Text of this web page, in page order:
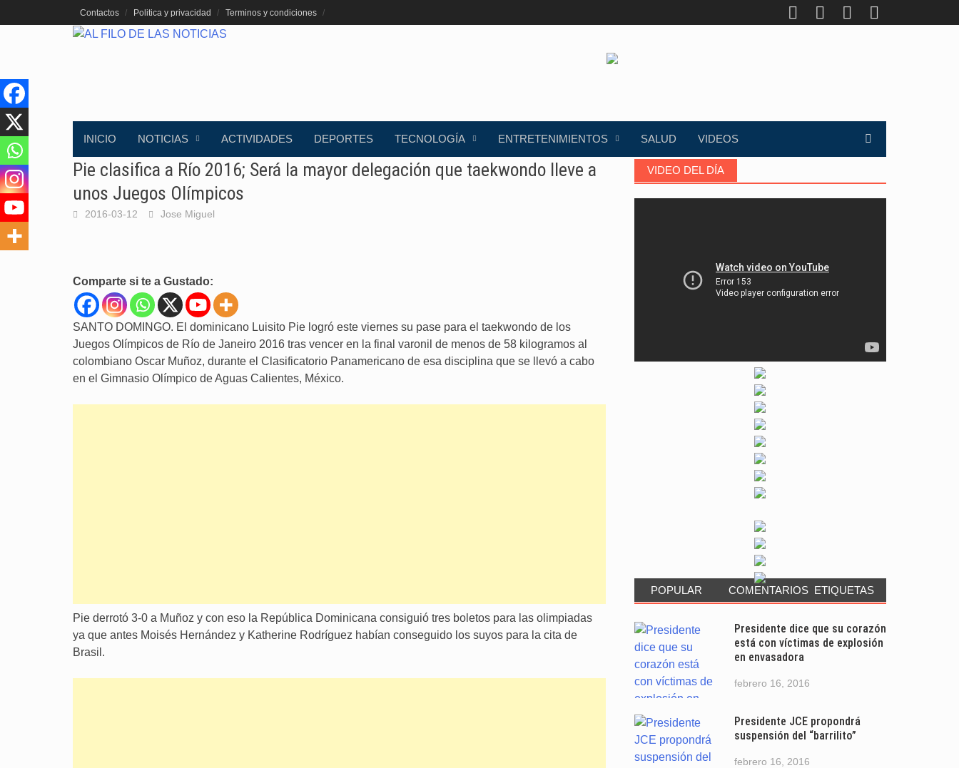
al
Contactos Politica y privacidad Terminos y condiciones
INICIO NOTICIAS ACTIVIDADES DEPORTES TECNOLOGÍA ENTRETENIMIENTOS SALUD VIDEOS
Pie clasifica a Río 2016; Será la mayor delegación que taekwondo lleve a
unos Juegos Olímpicos
2016-03-12 Jose Miguel
Comparte si te a Gustado:
SANTO DOMINGO. El dominicano Luisito Pie logró este viernes su pase para el taekwondo de los
Juegos Olímpicos de Río de Janeiro 2016 tras vencer en la final varonil de menos de 58 kilogramos al
colombiano Oscar Muñoz, durante el Clasificatorio Panamericano de esa disciplina que se llevó a cabo
en el Gimnasio Olímpico de Aguas Calientes, México.
Pie derrotó 3-0 a Muñoz y con eso la República Dominicana consiguió tres boletos para las olimpiadas
ya que antes Moisés Hernández y Katherine Rodríguez habían conseguido los suyos para la cita de
Brasil.
VIDEO DEL DÍA
POPULAR COMENTARIOS ETIQUETAS
Presidente dice que su corazón
está con víctimas de explosión
en envasadora
febrero 16, 2016
Presidente JCE propondrá
suspensión del “barrilito”
febrero 16, 2016